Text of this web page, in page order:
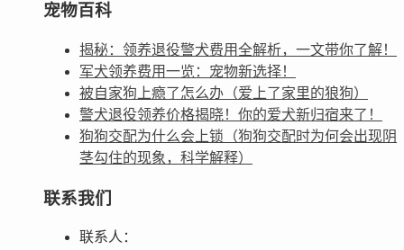
宠物百科
揭秘：领养退役警犬费用全解析，一文带你了解！
军犬领养费用一览：宠物新选择！
被自家狗上瘾了怎么办（爱上了家里的狼狗）
警犬退役领养价格揭晓！你的爱犬新归宿来了！
狗狗交配为什么会上锁（狗狗交配时为何会出现阴
茎勾住的现象，科学解释）
联系我们
联系人：